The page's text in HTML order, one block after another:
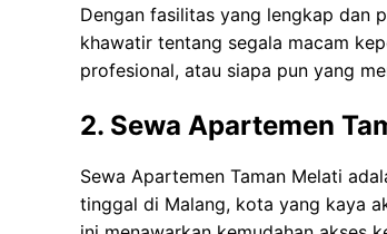
Dengan fasilitas yang lengkap dan
khawatir tentang segala macam
profesional, atau siapa pun yang
2. Sewa Apartemen
Sewa Apartemen Taman Melati
tinggal di Malang, kota yang kaya